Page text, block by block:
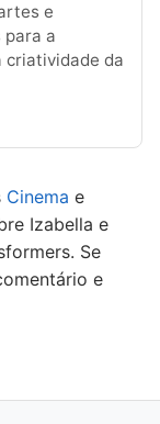
e
para a
criatividade da
Cinema e
Izabella e
Se
e